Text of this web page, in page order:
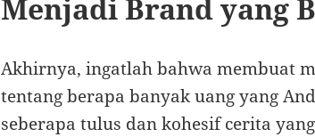
Menjadi Brand yang
Akhirnya, ingatlah bahwa membuat
tentang berapa banyak uang yang
seberapa tulus dan kohesif cerita